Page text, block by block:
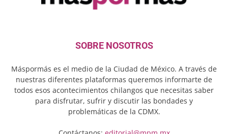
SOBRE NOSOTROS
Máspormás es el medio de la Ciudad de México. A través de
nuestras diferentes plataformas queremos informarte de
todos esos acontecimientos chilangos que necesitas saber
para disfrutar, sufrir y discutir las bondades y
problemáticas de la CDMX.